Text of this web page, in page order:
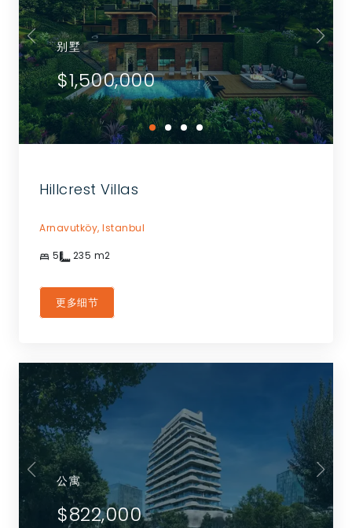
别墅
$1,500,000
Hillcrest Villas
Arnavutköy, Istanbul
5 235 m2
更多细节
公寓
$822,000